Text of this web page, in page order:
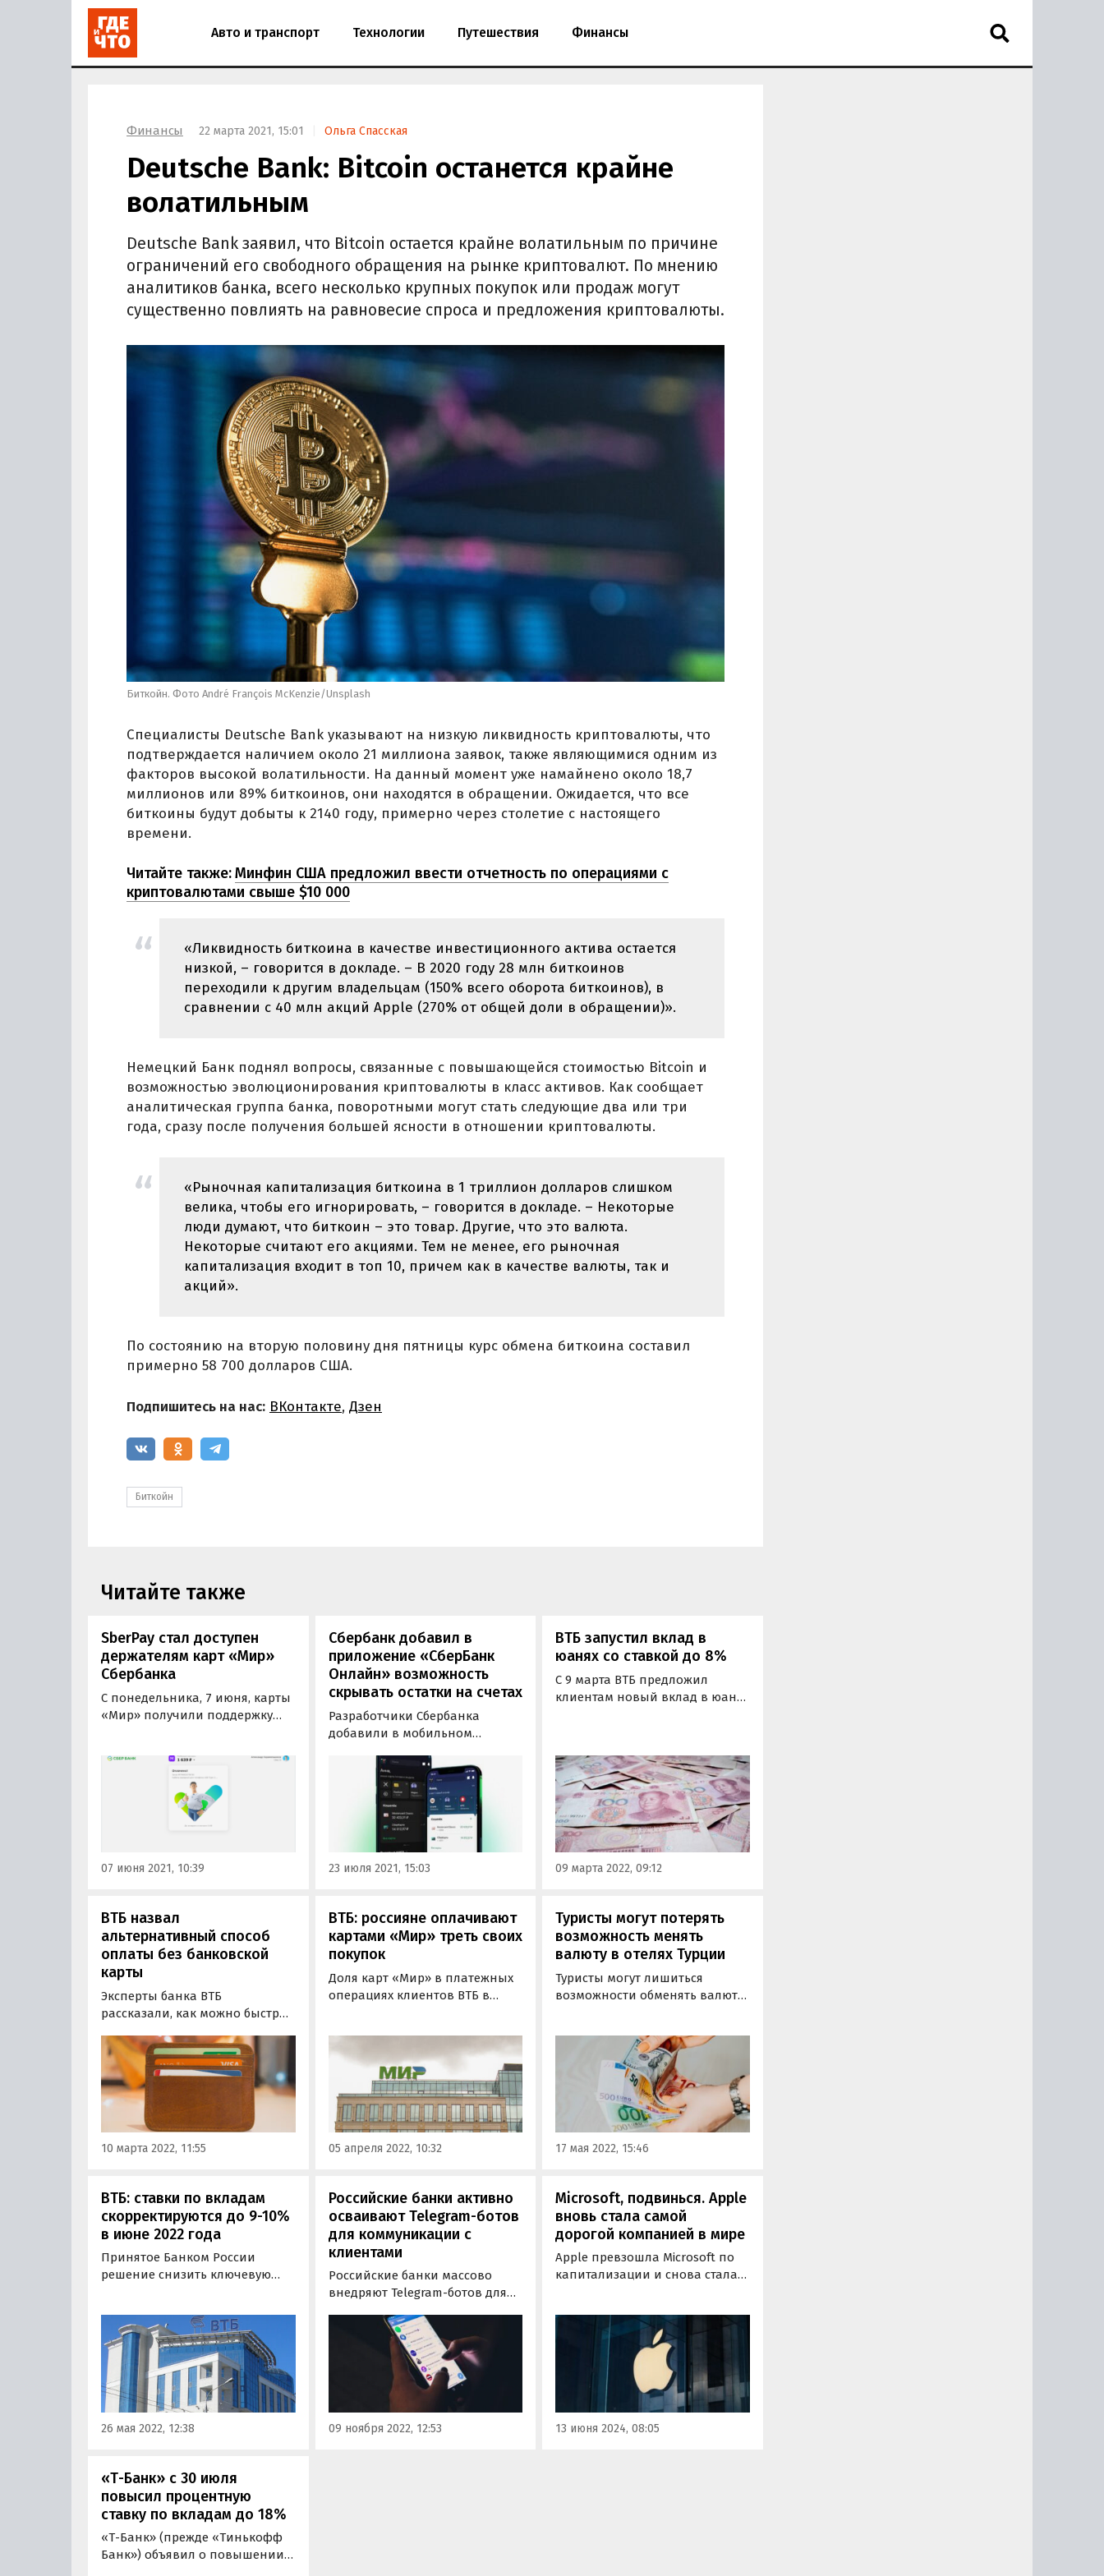
Авто и транспорт Технологии Путешествия Финансы
Финансы 22 марта 2021, 15:01 Ольга Спасская
Deutsche Bank: Bitcoin останется крайне
волатильным
Deutsche Bank заявил, что Bitcoin остается крайне волатильным по причине
ограничений его свободного обращения на рынке криптовалют. По мнению
аналитиков банка, всего несколько крупных покупок или продаж могут
существенно повлиять на равновесие спроса и предложения криптовалюты.
Биткойн. Фото André François McKenzie/Unsplash
Специалисты Deutsche Bank указывают на низкую ликвидность криптовалюты, что
подтверждается наличием около 21 миллиона заявок, также являющимися одним из
факторов высокой волатильности. На данный момент уже намайнено около 18,7
миллионов или 89% биткоинов, они находятся в обращении. Ожидается, что все
биткоины будут добыты к 2140 году, примерно через столетие с настоящего
времени.
Читайте также:Минфин США предложил ввести отчетность по операциями с
криптовалютами свыше $10 000
«Ликвидность биткоина в качестве инвестиционного актива остается
низкой, – говорится в докладе. – В 2020 году 28 млн биткоинов
переходили к другим владельцам (150% всего оборота биткоинов), в
сравнении с 40 млн акций Apple (270% от общей доли в обращении)».
Немецкий Банк поднял вопросы, связанные с повышающейся стоимостью Bitcoin и
возможностью эволюционирования криптовалюты в класс активов. Как сообщает
аналитическая группа банка, поворотными могут стать следующие два или три
года, сразу после получения большей ясности в отношении криптовалюты.
«Рыночная капитализация биткоина в 1 триллион долларов слишком
велика, чтобы его игнорировать, – говорится в докладе. – Некоторые
люди думают, что биткоин – это товар. Другие, что это валюта.
Некоторые считают его акциями. Тем не менее, его рыночная
капитализация входит в топ 10, причем как в качестве валюты, так и
акций».
По состоянию на вторую половину дня пятницы курс обмена биткоина составил
примерно 58 700 долларов США.
Подпишитесь на нас: ВКонтакте, Дзен
Биткойн
Читайте также
SberPay стал доступен
держателям карт «Мир»
Сбербанка
С понедельника, 7 июня, карты
«Мир» получили поддержку
доступен всем держателям карт
«Мир» СберБанка –
пользователям смартфонов на
ОС Android с поддержкой NFC (с
07 июня 2021, 10:39
Сбербанк добавил в
приложение «СберБанк
Онлайн» возможность
скрывать остатки на счетах
Разработчики Сбербанка
добавили в мобильном
Онлайн» возможность
скрывать суммы на своих
счетах, добавлять карты «Мир»
в Apple Pay, а также улучшили
«Диалоги».
23 июля 2021, 15:03
ВТБ запустил вклад в
юанях со ставкой до 8%
С 9 марта ВТБ предложил
клиентам новый вклад в юанях
альтернативой депозитам в
других иностранных валютах и
позволит вкладчикам
диверсифицировать свой
портфель.
09 марта 2022, 09:12
ВТБ назвал
альтернативный способ
оплаты без банковской
карты
Эксперты банка ВТБ
рассказали, как можно быстро
использования банковской
карты. Альтернативой
привычному способу оплаты
была названа Система быстрых
платежей, с использованием
которой можно совершать
платежи напрямую со счета…
10 марта 2022, 11:55
ВТБ: россияне оплачивают
картами «Мир» треть своих
покупок
Доля карт «Мир» в платежных
операциях клиентов ВТБ в
прошлым годом сразу на 11%.
Чаще всего россияне
расплачиваются этой картой
при покупке продуктов,
одежды и товаров для дома,
сообщает пресс-служба…
05 апреля 2022, 10:32
Туристы могут потерять
возможность менять
валюту в отелях Турции
Туристы могут лишиться
возможности обменять валюту
операции с иностранной
валютой наложило местное
Министерство казначейства и
финансов, сообщает портал
«Профи Трэвел».
17 мая 2022, 15:46
ВТБ: ставки по вкладам
скорректируются до 9-10%
в июне 2022 года
Принятое Банком России
решение снизить ключевую
Уровень ставок по вкладам на
рынке достигнет 9-10% в июне
2022 года. Об этом заявил
начальник управления
«Сбережения» ВТБ Максим
Степочкин.
26 мая 2022, 12:38
Российские банки активно
осваивают Telegram-ботов
для коммуникации с
клиентами
Российские банки массово
внедряют Telegram-ботов для
клиентами. Об этом
свидетельствует новое
исследование компании-
разработчика ПО Naumen, на
которое ссылаются
«Ведомости».
09 ноября 2022, 12:53
Microsoft, подвинься. Apple
вновь стала самой
дорогой компанией в мире
Apple превзошла Microsoft по
капитализации и снова стала
московскому времени 12 июня
цена акций Apple росла на
4,8% до 217,14 доллара за штуку,
что привело к росту
капитализации компании до
3,33…
13 июня 2024, 08:05
«Т-Банк» с 30 июля
повысил процентную
ставку по вкладам до 18%
«Т-Банк» (прежде «Тинькофф
Банк») объявил о повышении